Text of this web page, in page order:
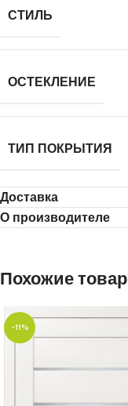
СТИЛЬ
ОСТЕКЛЕНИЕ
ТИП ПОКРЫТИЯ
Доставка
О производителе
Похожие
-11%